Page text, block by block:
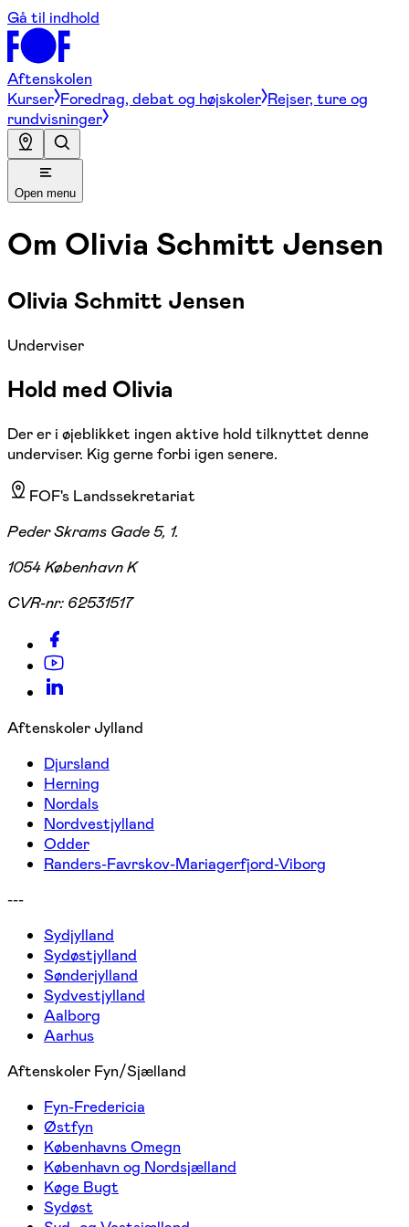
Gå til indhold
Aftenskolen
Kurser Foredrag, debat og højskoler Rejser, ture og
rundvisninger
Open menu
Om Olivia Schmitt Jensen
Olivia Schmitt Jensen
Underviser
Hold med Olivia
Der er i øjeblikket ingen aktive hold tilknyttet denne
underviser. Kig gerne forbi igen senere.
FOF's Landssekretariat
Peder Skrams Gade 5, 1.
1054 København K
CVR-nr: 62531517
Aftenskoler Jylland
Djursland
Herning
Nordals
Nordvestjylland
Odder
Randers-Favrskov-Mariagerfjord-Viborg
---
Sydjylland
Sydøstjylland
Sønderjylland
Sydvestjylland
Aalborg
Aarhus
Aftenskoler Fyn/Sjælland
Fyn-Fredericia
Østfyn
Københavns Omegn
København og Nordsjælland
Køge Bugt
Sydøst